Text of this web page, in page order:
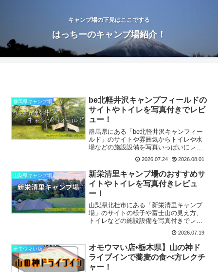
キャンプ場の下見はここでする
はっちーのキャンプ場紹介！
群馬県キャンプ場
be北軽井沢キャンプフィールドの
サイトやトイレを写真付きでレビ
ュー！
群馬県にある「be北軽井沢キャンフィー
ルド」のサイトや雰囲気からトイレや水
場などの施設設備を写真いっぱいにレビ
考にしてより楽しむことができるよ！
2026.07.24 2026.08.01
山梨県キャンプ場
新栄清里キャンプ場のおすすめサ
イトやトイレを写真付きレビュ
ー！
山梨県北杜市にある「新栄清里キャンプ
場」のサイトの様子や富士山の見え方、
トイレなどの施設設備を写真付きでレビ
ュー！どんな場所か知っていると準備が
2026.07.19
オモウマい店
オモウマい店•栃木県】山の神ド
ライブインで蕎麦の食べ方レクチ
ャー！